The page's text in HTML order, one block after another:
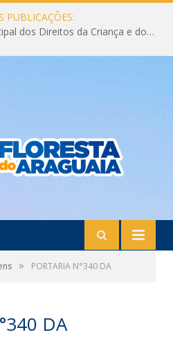
PUBLICAÇÕES:
Eleição do Conselho Municipal dos Direitos da Criança e do Adolescente CMDCA 2026
» PORTARIA N°340 DA
DA